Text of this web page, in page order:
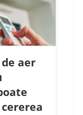
aer